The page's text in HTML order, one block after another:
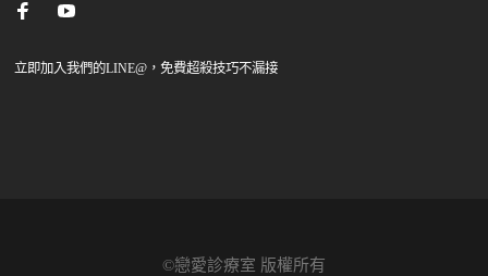
立即加入我們的LINE@，免費超殺技巧不漏接
©戀愛診療室 版權所有